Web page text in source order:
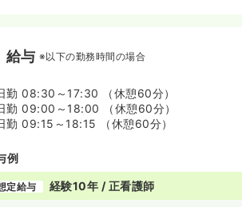
給与 ※以下の勤務時間の場合
勤 08:30～17:30 （休憩60分）
勤 09:00～18:00 （休憩60分）
勤 09:15～18:15 （休憩60分）
例
定給与 経験10年 / 正看護師